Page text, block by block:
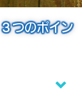
つのポイン